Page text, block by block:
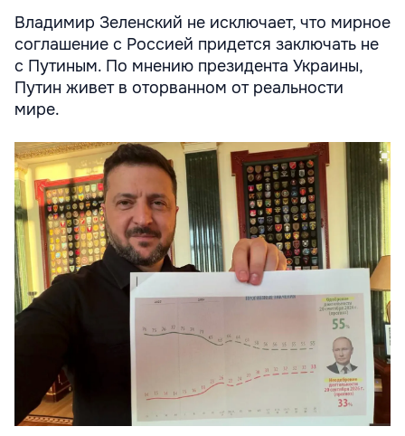
Владимир Зеленский не исключает, что мирное
соглашение с Россией придется заключать не
с Путиным. По мнению президента Украины,
Путин живет в оторванном от реальности
мире.